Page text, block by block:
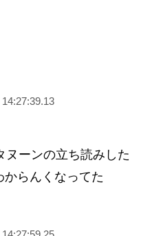
ヌーンの立ち読みした
らんくなってた